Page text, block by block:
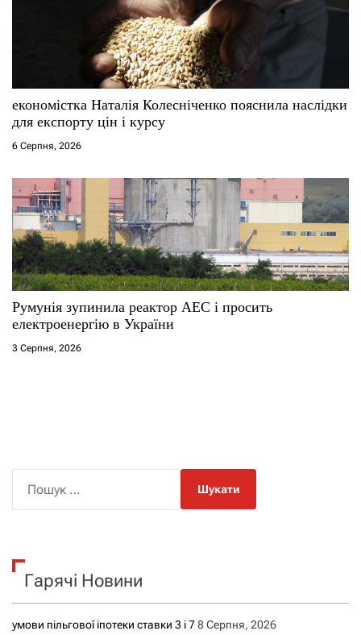
економістка Наталія Колесніченко пояснила наслідки
для експорту цін і курсу
6 Серпня, 2026
Румунія зупинила реактор АЕС і просить
електроенергію в України
3 Серпня, 2026
к
Гарячі Новини
умови пільгової іпотеки ставки 3 і 78 Серпня, 2026